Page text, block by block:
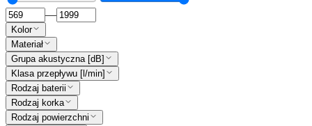
—
Kolor
Materiał
Grupa akustyczna [dB]
Klasa przepływu [l/min]
Rodzaj baterii
Rodzaj korka
Rodzaj powierzchni